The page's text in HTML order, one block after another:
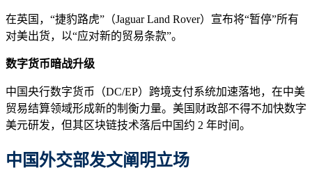
在英国，“捷豹路虎”（Jaguar Land Rover）宣布将“暂停”所有
对美出货，以“应对新的贸易条款”。
数字货币暗战升级
中国央行数字货币（DC/EP）跨境支付系统加速落地，在中美
贸易结算领域形成新的制衡力量。美国财政部不得不加快数字
美元研发，但其区块链技术落后中国约 2 年时间。
中国外交部发文阐明立场